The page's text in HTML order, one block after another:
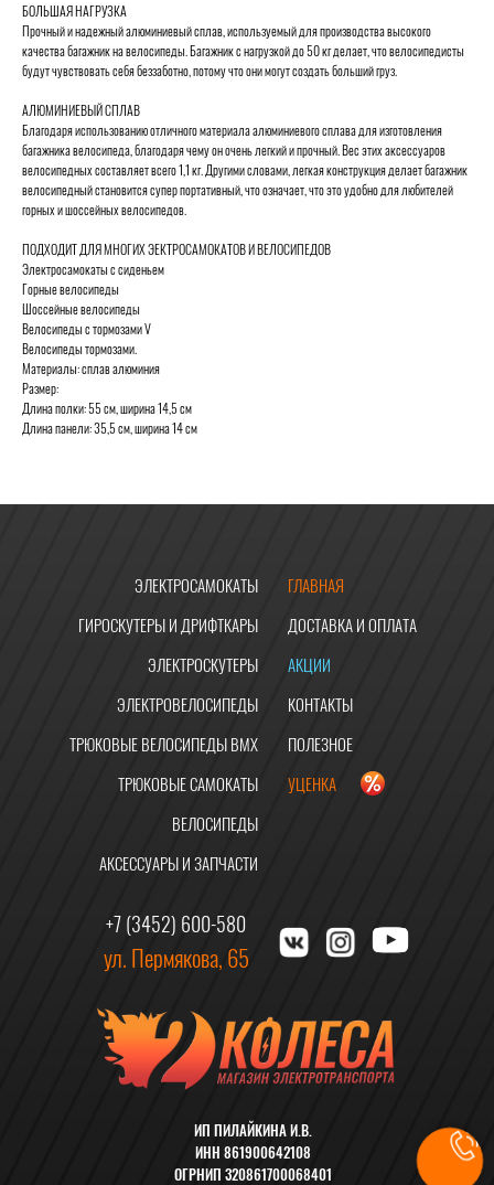
БОЛЬШАЯ НАГРУЗКА
Прочный и надежный алюминиевый сплав, используемый для производства высокого
качества багажник на велосипеды. Багажник с нагрузкой до 50 кг делает, что велосипедисты
будут чувствовать себя беззаботно, потому что они могут создать больший груз.
АЛЮМИНИЕВЫЙ СПЛАВ
Благодаря использованию отличного материала алюминиевого сплава для изготовления
багажника велосипеда, благодаря чему он очень легкий и прочный. Вес этих аксессуаров
велосипедных составляет всего 1,1 кг. Другими словами, легкая конструкция делает багажник
велосипедный становится супер портативный, что означает, что это удобно для любителей
горных и шоссейных велосипедов.
ПОДХОДИТ ДЛЯ МНОГИХ ЭЕКТРОСАМОКАТОВ И ВЕЛОСИПЕДОВ
Электросамокаты с сиденьем
Горные велосипеды
Шоссейные велосипеды
Велосипеды с тормозами V
Велосипеды тормозами.
Материалы: сплав алюминия
Размер:
Длина полки: 55 см, ширина 14,5 см
Длина панели: 35,5 см, ширина 14 см
ЭЛЕКТРОСАМОКАТЫ
ГИРОСКУТЕРЫ И ДРИФТКАРЫ
ЭЛЕКТРОСКУТЕРЫ
ЭЛЕКТРОВЕЛОСИПЕДЫ
ТРЮКОВЫЕ ВЕЛОСИПЕДЫ BMX
АКСЕССУАРЫ И ЗАПЧАСТИ
ГЛАВНАЯ
ДОСТАВКА И ОПЛАТА
АКЦИИ
КОНТАКТЫ
+7 (3452) 600-580
ул. Пермякова, 65
ПОЛЕЗНОЕ
ИП ПИЛАЙКИНА И.В.
ИНН 861900642108
ОГРНИП 320861700068401
УЦЕНКА
ТРЮКОВЫЕ САМОКАТЫ
ВЕЛОСИПЕДЫ